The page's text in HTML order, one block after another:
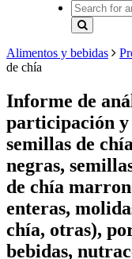
Alimentos y bebidas
de chía
Informe de
participación y
semillas de
negras,
de chía
enteras,
chía, otras),
bebidas,